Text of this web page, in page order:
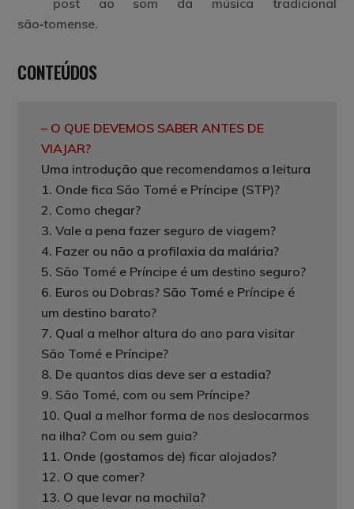
post ao som da música tradicional
são‑tomense.
CONTEÚDOS
– O QUE DEVEMOS SABER ANTES DE
VIAJAR?
Uma introdução que recomendamos a leitura
1. Onde fica São Tomé e Príncipe (STP)?
2. Como chegar?
3. Vale a pena fazer seguro de viagem?
4. Fazer ou não a profilaxia da malária?
5. São Tomé e Príncipe é um destino seguro?
6. Euros ou Dobras? São Tomé e Príncipe é
um destino barato?
7. Qual a melhor altura do ano para visitar
São Tomé e Príncipe?
8. De quantos dias deve ser a estadia?
9. São Tomé, com ou sem Príncipe?
10. Qual a melhor forma de nos deslocarmos
na ilha? Com ou sem guia?
11. Onde (gostamos de) ficar alojados?
12. O que comer?
13. O que levar na mochila?